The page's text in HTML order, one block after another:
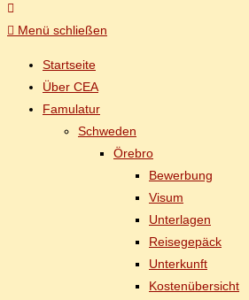
Menü schließen
Start­sei­te
Über CEA
Famu­la­tur
Schwe­den
Öre­b­ro
Be­wer­bung
Vi­sum
Un­ter­la­gen
Rei­se­ge­päck
Un­ter­kunft
Kos­ten­über­sicht